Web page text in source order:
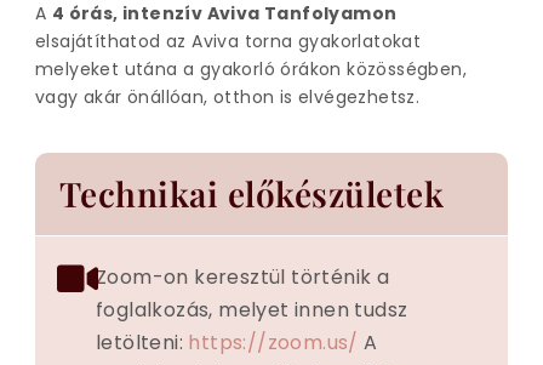
A 4 órás, intenzív Aviva Tanfolyamon
elsajátíthatod az Aviva torna gyakorlatokat
melyeket utána a gyakorló órákon közösségben,
vagy akár önállóan, otthon is elvégezhetsz.
Technikai előkészületek
Zoom-on keresztül történik a
foglalkozás, melyet innen tudsz
letölteni: https://zoom.us/ A